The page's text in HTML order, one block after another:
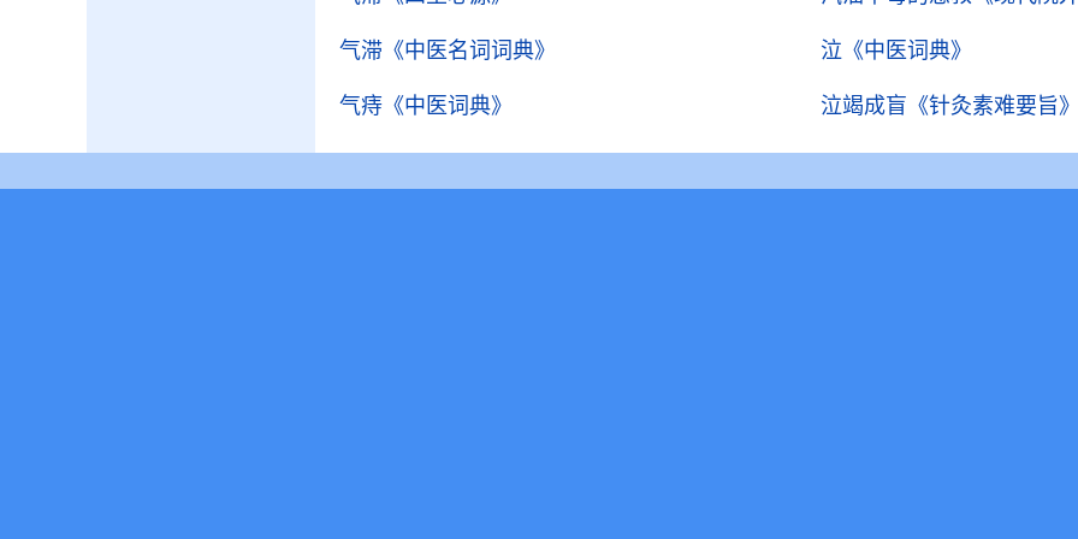
气滞 《中医名词词典》 泣 《中医词典》
气痔 《中医词典》 泣竭成盲 《针灸素难要旨